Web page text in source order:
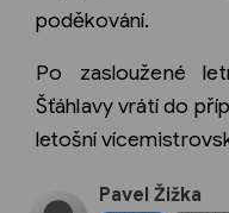
poděkování.
Po zasloužené
Šťáhlavy vrátí do
letošní
Pavel Žižka